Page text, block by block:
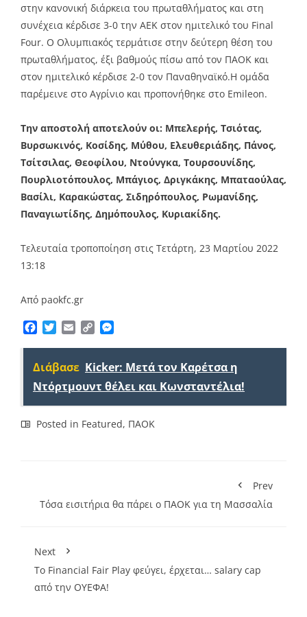
στην κανονική διάρκεια του πρωταθλήματος και στη
συνέχεια κέρδισε 3-0 την ΑΕΚ στον ημιτελικό του Final
Four. Ο Ολυμπιακός τερμάτισε στην δεύτερη θέση του
πρωταθλήματος, έξι βαθμούς πίσω από τον ΠΑΟΚ και
στον ημιτελικό κέρδισε 2-0 τον Παναθηναϊκό.H ομάδα
παρέμεινε στο Αγρίνιο και προπονήθηκε στο Emileon.
Την αποστολή αποτελούν οι: Μπελερής, Τσιότας,
Βυρσωκινός, Κοσίδης, Μύθου, Ελευθεριάδης, Πάνος,
Τσίτσιλας, Θεοφίλου, Ντούνγκα, Τουρσουνίδης,
Πουρλιοτόπουλος, Μπάγιος, Δριγκάκης, Μπαταούλας,
Βασίλι, Καρακώστας, Σιδηρόπουλος, Ρωμανίδης,
Παναγιωτίδης, Δημόπουλος, Κυριακίδης.
Τελευταία τροποποίηση στις Τετάρτη, 23 Μαρτίου 2022
13:18
Από paokfc.gr
Facebook
TwitterEmailCopy
Διάβασε Kicker: Μετά τον Καρέτσα η
Ντόρτμουντ θέλει και Κωνσταντέλια!
Posted in Featured, ΠΑΟΚ
Prev
Τόσα εισιτήρια θα πάρει ο ΠΑΟΚ για τη Μασσαλία
Next
Το Financial Fair Play φεύγει, έρχεται… salary cap
από την ΟΥΕΦΑ!